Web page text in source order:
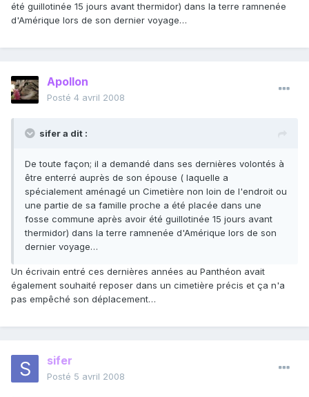
été guillotinée 15 jours avant thermidor) dans la terre ramnenée
d'Amérique lors de son dernier voyage…
Apollon
Posté 4 avril 2008
sifer a dit :
De toute façon; il a demandé dans ses dernières volontés à
être enterré auprès de son épouse ( laquelle a
spécialement aménagé un Cimetière non loin de l'endroit ou
une partie de sa famille proche a été placée dans une
fosse commune après avoir été guillotinée 15 jours avant
thermidor) dans la terre ramnenée d'Amérique lors de son
dernier voyage…
Un écrivain entré ces dernières années au Panthéon avait
également souhaité reposer dans un cimetière précis et ça n'a
pas empêché son déplacement…
sifer
Posté 5 avril 2008